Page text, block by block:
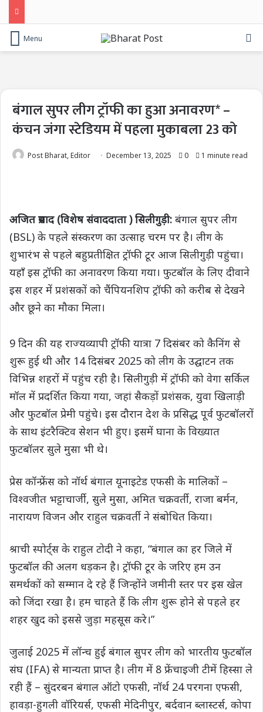
Menu
बंगाल सुपर लीग ट्रॉफी का हुआ अनावरण* –
कंचन जंगा स्टेडियम में पहला मुकाबला 23 को
Post Bharat, Editor December 13, 2025 0 1 minute read
अजित प्रसाद (विशेष संवाददाता ) सिलीगुड़ी: बंगाल सुपर लीग
(BSL) के पहले संस्करण का उत्साह चरम पर है। लीग के
शुभारंभ से पहले बहुप्रतीक्षित ट्रॉफी टूर आज सिलीगुड़ी पहुंचा।
यहाँ इस ट्रॉफी का अनावरण किया गया। फुटबॉल के लिए दीवाने
इस शहर में प्रशंसकों को चैंपियनशिप ट्रॉफी को करीब से देखने
और छूने का मौका मिला।
9 दिन की यह राज्यव्यापी ट्रॉफी यात्रा 7 दिसंबर को कैनिंग से
शुरू हुई थी और 14 दिसंबर 2025 को लीग के उद्घाटन तक
विभिन्न शहरों में पहुंच रही है। सिलीगुड़ी में ट्रॉफी को वेगा सर्किल
मॉल में प्रदर्शित किया गया, जहां सैकड़ों प्रशंसक, युवा खिलाड़ी
और फुटबॉल प्रेमी पहुंचे। इस दौरान देश के प्रसिद्ध पूर्व फुटबॉलरों
के साथ इंटरैक्टिव सेशन भी हुए। इसमें घाना के विख्यात
फुटबॉलर सुले मुसा भी थे।
प्रेस कॉन्फ्रेंस को नॉर्थ बंगाल यूनाइटेड एफसी के मालिकों –
विश्वजीत भट्टाचार्जी, सुले मुसा, अमित चक्रवर्ती, राजा बर्मन,
नारायण विजन और राहुल चक्रवर्ती ने संबोधित किया।
श्राची स्पोर्ट्स के राहुल टोदी ने कहा, “बंगाल का हर जिले में
फुटबॉल की अलग धड़कन है। ट्रॉफी टूर के जरिए हम उन
समर्थकों को सम्मान दे रहे हैं जिन्होंने जमीनी स्तर पर इस खेल
को जिंदा रखा है। हम चाहते हैं कि लीग शुरू होने से पहले हर
शहर खुद को इससे जुड़ा महसूस करे।”
जुलाई 2025 में लॉन्च हुई बंगाल सुपर लीग को भारतीय फुटबॉल
संघ (IFA) से मान्यता प्राप्त है। लीग में 8 फ्रेंचाइजी टीमें हिस्सा ले
रही हैं – सुंदरबन बंगाल ऑटो एफसी, नॉर्थ 24 परगना एफसी,
हावड़ा-हुगली वॉरियर्स, एफसी मेदिनीपुर, बर्दवान ब्लास्टर्स, कोपा